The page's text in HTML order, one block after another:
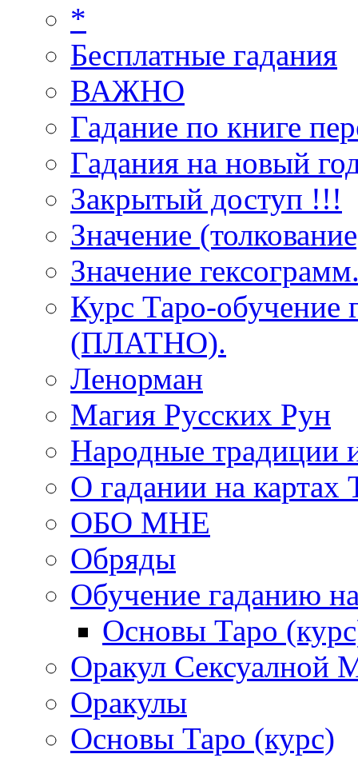
*
Бесплатные гадания
ВАЖНО
Гадание по книге
Гадания на новый
Закрытый доступ !!!
Значение
Значение
Курс Таро-обучение
(ПЛАТНО).
Ленорман
Магия Русских Рун
Народные традиции
О гадании на картах
ОБО МНЕ
Обряды
Обучение гаданию
Основы Таро
Оракул Сексуалной
Оракулы
Основы Таро (курс)